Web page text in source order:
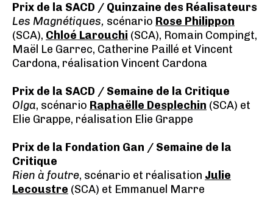
Prix de la SACD / Quinzaine des Réalisateurs
Les Magnétiques, scénario Rose Philippon
(SCA), Chloé Larouchi (SCA), Romain Compingt,
Maël Le Garrec, Catherine Paillé et Vincent
Cardona, réalisation Vincent Cardona
Prix de la SACD / Semaine de la Critique
Olga, scénario Raphaëlle Desplechin (SCA) et
Elie Grappe, réalisation Elie Grappe
Prix de la Fondation Gan / Semaine de la
Critique
Rien à foutre, scénario et réalisation Julie
Lecoustre (SCA) et Emmanuel Marre